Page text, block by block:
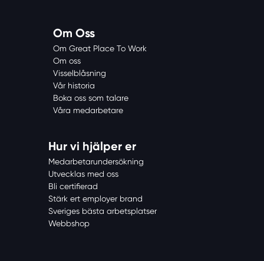
Om Oss
Om Great Place To Work
Om oss
Visselblåsning
Vår historia
Boka oss som talare
Våra medarbetare
Hur vi hjälper er
Medarbetarundersökning
Utvecklas med oss
Bli certifierad
Stärk ert employer brand
Sveriges bästa arbetsplatser
Webbshop